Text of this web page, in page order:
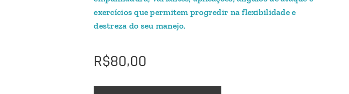
exercícios que permitem progredir na flexibilidade e
destreza do seu manejo.
R$80,00